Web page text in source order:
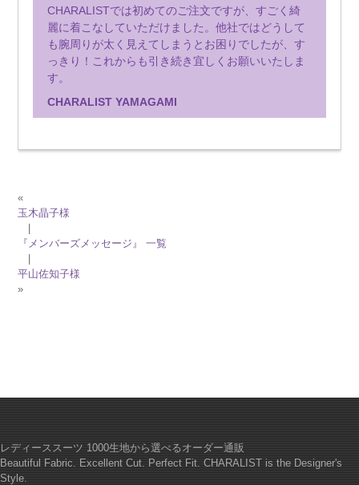
CHARALISTでは初めてのご注文ですが、すごく綺
麗に着こなしていただけました。他社ではどうして
も腕周りが太く見えてしまうとお困りでしたが、す
っきり！これからも引き続き宜しくお願いいたしま
す。
CHARALIST YAMAGAMI
«
玉木晶子様
『メンバーズメッセージ』 一覧
平山佐知子様
»
レディーススーツ 1000生地から選べるオーダー通販
Beautiful Fabric. Excellent Cut. Perfect Fit. CHARALIST is the Designer's
Style.